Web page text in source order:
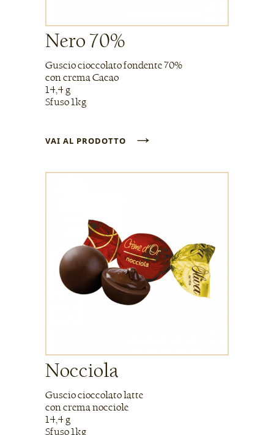
Nero 70%
Guscio cioccolato fondente 70%
con crema Cacao
14,4 g
Sfuso 1kg
VAI AL PRODOTTO →
Nocciola
Guscio cioccolato latte
con crema nocciole
14,4 g
Sfuso 1kg